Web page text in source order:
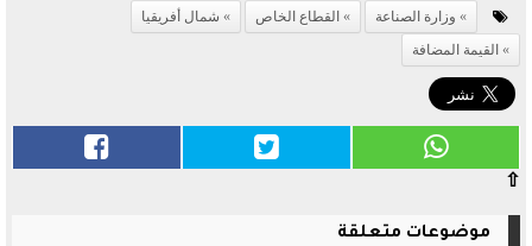
وزارة الصناعة القطاع الخاص
شمال أفريقيا
القيمة المضافة
⇧
موضوعات متعلقة